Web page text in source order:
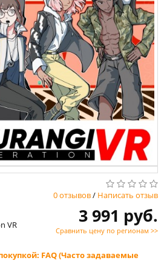
0 отзывов/ Написать отзыв
VR
3 991 руб.
Сравнить цену по регионам >>
FAQ (Часто задаваемые